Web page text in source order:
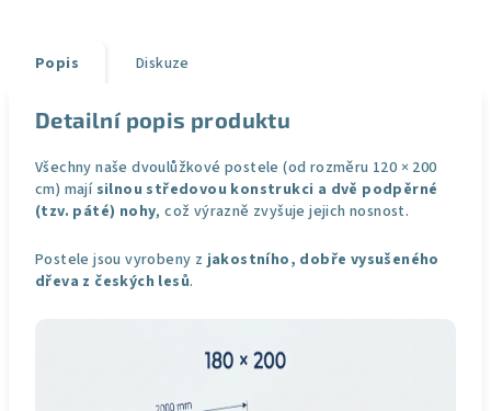
Popis Diskuze
Detailní popis produktu
Všechny naše dvoulůžkové postele (od rozměru 120 × 200
cm) mají silnou středovou konstrukci a dvě podpěrné
(tzv. páté) nohy, což výrazně zvyšuje jejich nosnost.
Postele jsou vyrobeny zjakostního, dobře vysušeného
dřeva z českých lesů.